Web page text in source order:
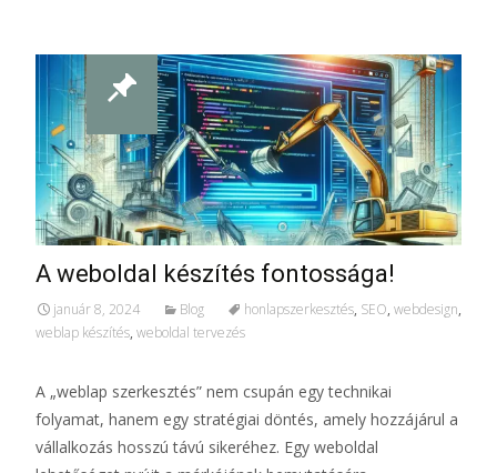
A weboldal készítés fontossága!
január 8, 2024 Blog honlapszerkesztés, SEO, webdesign,
weblap készítés, weboldal tervezés
A „weblap szerkesztés” nem csupán egy technikai
folyamat, hanem egy stratégiai döntés, amely hozzájárul a
vállalkozás hosszú távú sikeréhez. Egy weboldal